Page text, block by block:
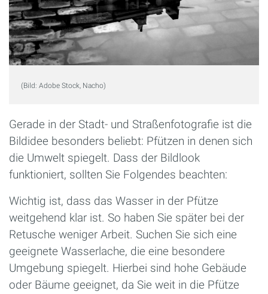
(Bild: Adobe Stock, Nacho)
Gerade in der Stadt- und Straßenfotografie ist die
Bildidee besonders beliebt: Pfützen in denen sich
die Umwelt spiegelt. Dass der Bildlook
funktioniert, sollten Sie Folgendes beachten:
Wichtig ist, dass das Wasser in der Pfütze
weitgehend klar ist. So haben Sie später bei der
Retusche weniger Arbeit. Suchen Sie sich eine
geeignete Wasserlache, die eine besondere
Umgebung spiegelt. Hierbei sind hohe Gebäude
oder Bäume geeignet, da Sie weit in die Pfütze